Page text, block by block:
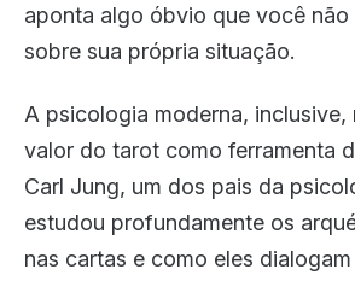
aponta algo óbvio que você
sobre sua própria situação.
A psicologia moderna, inclusive,
valor do tarot como ferramenta
Carl Jung, um dos pais da
estudou profundamente os
nas cartas e como eles